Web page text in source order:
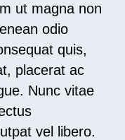
ut magna non
odio
quis,
placerat ac
Nunc vitae
vel libero.